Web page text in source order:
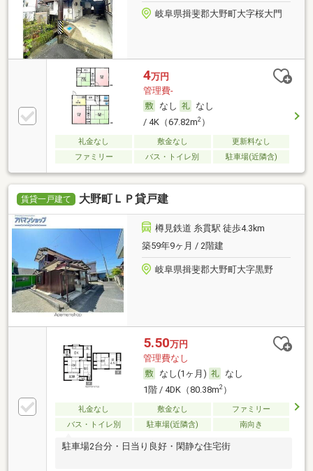
岐阜県揖斐郡大野町大字桜大門
4万円
管理費-
なし
なし
/ 4K（67.82m2）
礼金なし 敷金なし
更新料なし
ファミリー
バス・トイレ別 駐車場(近隣含)
賃貸一戸建て 大野町ＬＰ貸戸建
樽見鉄道 糸貫駅 徒歩4.3km
築59年9ヶ月 / 2階建
岐阜県揖斐郡大野町大字黒野
5.50万円
管理費なし
なし(1ヶ月)
なし
1階 / 4DK（80.38m2）
礼金なし 敷金なし
ファミリー
バス・トイレ別
駐車場(近隣含) 南向き
駐車場2台分・日当り良好・閑静な住宅街